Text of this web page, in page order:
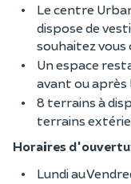
Le centre
dispose de
souhaitez vous
Un espace
avant ou après
8 terrains à
terrains
Horaires
Lundi au